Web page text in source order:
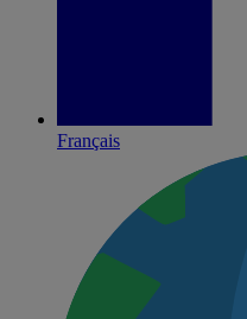
Français